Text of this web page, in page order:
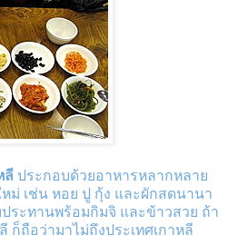
ลี ประกอบด้วยอาหารหลากหลาย
ม่ เช่น หอย ปู กุ้ง และผักสดนานา
ระทานพร้อมกิมจิ และข้าวสวย ถ้า
ก็ถือว่ามาไม่ถึงประเทศเกาหลี